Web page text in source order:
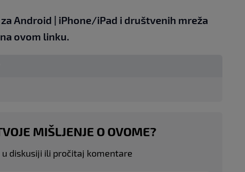
Android | iPhone/iPad i društvenih mreža
na ovom linku.
MIŠLJENJE O OVOME?
diskusiji ili pročitaj komentare